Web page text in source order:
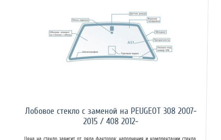
Лобовое стекло с заменой на PEUGEOT 308 2007-
2015 / 408 2012-